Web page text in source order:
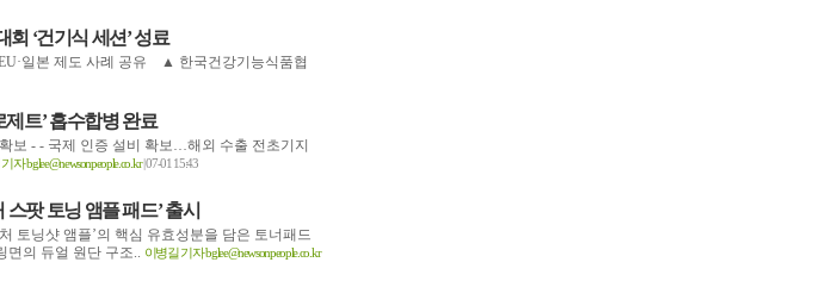
‘건기식 세션’ 성료
일본 제도 사례 공유 ▲ 한국건강기능식품협
트’ 흡수합병 완료
보 - - 국제 인증 설비 확보…해외 수출 전초기지
자 bglee@newsonpeople.co.kr| 07-01 15:43
팟 토닝 앰플 패드’ 출시
토닝샷 앰플’의 핵심 유효성분을 담은 토너패드
면의 듀얼 원단 구조.. 이병길 기자 bglee@newsonpeople.co.kr